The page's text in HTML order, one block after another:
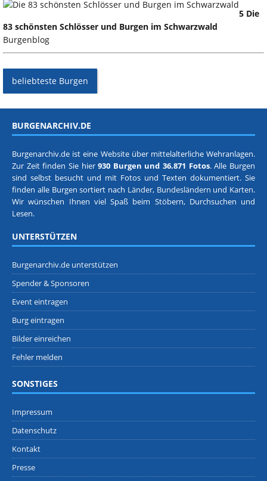
5 Die
83 schönsten Schlösser und Burgen im Schwarzwald
Burgenblog
beliebteste Burgen
BURGENARCHIV.DE
Burgenarchiv.de ist eine Website über mittelalterliche Wehranlagen.
Zur Zeit finden Sie hier930 Burgen und 36.871 Fotos. Alle Burgen
sind selbst besucht und mit Fotos und Texten dokumentiert. Sie
finden alle Burgen sortiert nach Länder, Bundesländern und Karten.
Wir wünschen Ihnen viel Spaß beim Stöbern, Durchsuchen und
Lesen.
UNTERSTÜTZEN
Burgenarchiv.de unterstützen
Spender & Sponsoren
Event eintragen
Burg eintragen
Bilder einreichen
Fehler melden
SONSTIGES
Impressum
Datenschutz
Kontakt
Presse